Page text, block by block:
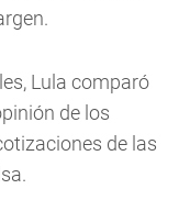
Lula comparó
de los
de las